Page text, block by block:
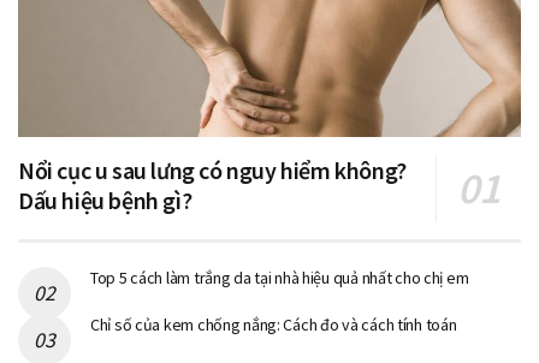
Nổi cục u sau lưng có nguy hiểm không?
Dấu hiệu bệnh gì?
Top 5 cách làm trắng da tại nhà hiệu quả nhất cho chị em
Chỉ số của kem chống nắng: Cách đo và cách tính toán